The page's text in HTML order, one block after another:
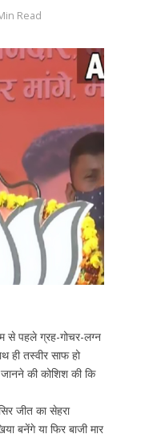
Read
से पहले ग्रह-गोचर-लग्न
तस्वीर साफ हो
जानने की कोशिश की कि
जीत का सेहरा
बनेंगे या फिर बाजी मार